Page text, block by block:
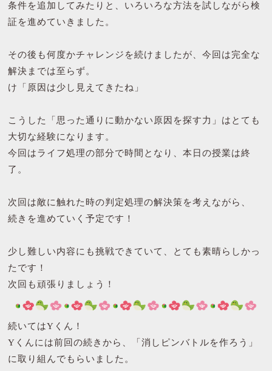
条件を追加してみたりと、いろいろな方法を試しながら検
証を進めていきました。
その後も何度かチャレンジを続けましたが、今回は完全な
解決までは至らず。
け「原因は少し見えてきたね」
こうした「思った通りに動かない原因を探す力」はとても
大切な経験になります。
今回はライフ処理の部分で時間となり、本日の授業は終
了。
次回は敵に触れた時の判定処理の解決策を考えながら、
続きを進めていく予定です！
少し難しい内容にも挑戦できていて、とても素晴らしかっ
たです！
次回も頑張りましょう！
続いてはYくん！
Yくんには前回の続きから、「消しピンバトルを作ろう」
に取り組んでもらいました。